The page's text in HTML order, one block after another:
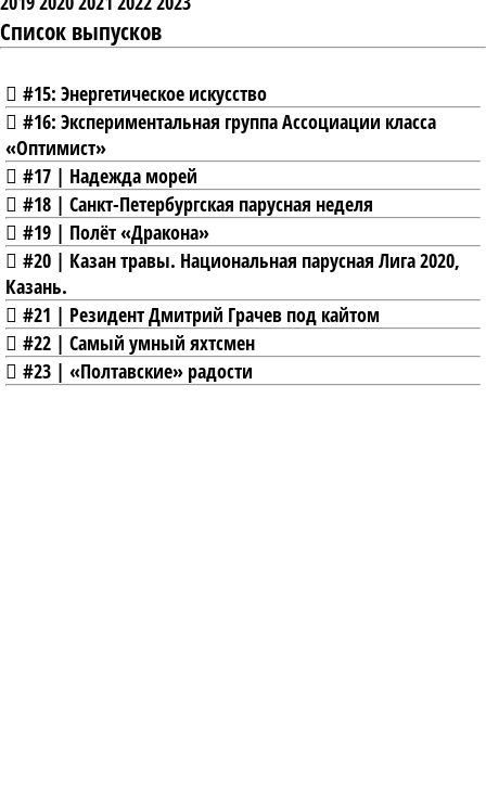
Список выпусков
#15: Энергетическое искусство
#16: Экспериментальная группа Ассоциации класса
«Оптимист»
#17 | Надежда морей
#18 | Санкт-Петербургская парусная неделя
#19 | Полёт «Дракона»
#20 | Казан травы. Национальная парусная Лига 2020,
Казань.
#21 | Резидент Дмитрий Грачев под кайтом
#22 | Самый умный яхтсмен
#23 | «Полтавские» радости